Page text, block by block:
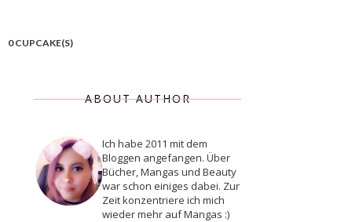
0 CUPCAKE(S)
ABOUT AUTHOR
Ich habe 2011 mit dem
Bloggen angefangen. Über
Bücher, Mangas und Beauty
war schon einiges dabei. Zur
Zeit konzentriere ich mich
wieder mehr auf Mangas :)